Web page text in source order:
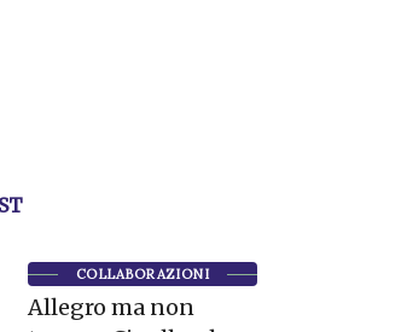
COLLABORAZIONI
Allegro ma non